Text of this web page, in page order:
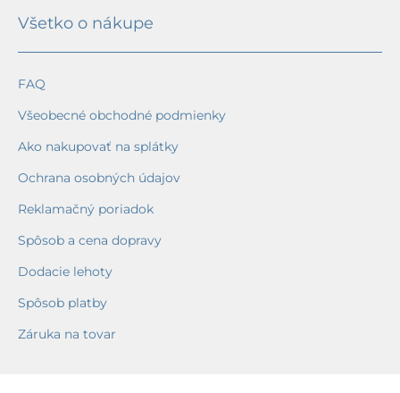
Všetko o nákupe
FAQ
Všeobecné obchodné podmienky
Ako nakupovať na splátky
Ochrana osobných údajov
Reklamačný poriadok
Spôsob a cena dopravy
Dodacie lehoty
Spôsob platby
Záruka na tovar